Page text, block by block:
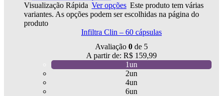
Visualização Rápida Ver opções Este produto tem várias
variantes. As opções podem ser escolhidas na página do
produto
Infiltra Clin – 60 cápsulas
Avaliação 0 de 5
A partir de: R$ 159,99
1un
2un
4un
6un